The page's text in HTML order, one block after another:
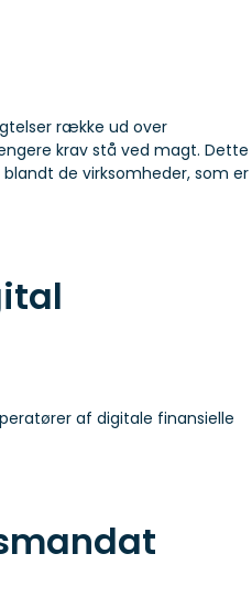
række ud over
krav stå ved magt. Dette
de virksomheder, som er
af digitale finansielle